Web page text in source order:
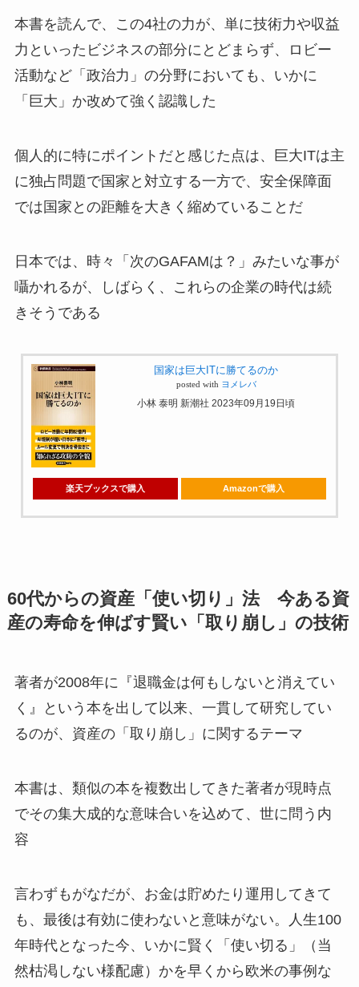
本書を読んで、この4社の力が、単に技術力や収益
力といったビジネスの部分にとどまらず、ロビー
活動など「政治力」の分野においても、いかに
「巨大」か改めて強く認識した
個人的に特にポイントだと感じた点は、巨大ITは主
に独占問題で国家と対立する一方で、安全保障面
では国家との距離を大きく縮めていることだ
日本では、時々「次のGAFAMは？」みたいな事が
囁かれるが、しばらく、これらの企業の時代は続
きそうである
国家は巨大ITに勝てるのか
posted with ヨメレバ
小林 泰明 新潮社 2023年09月19日頃
楽天ブックスで購入 Amazonで購入
60代からの資産「使い切り」法 今ある資
産の寿命を伸ばす賢い「取り崩し」の技術
著者が2008年に『退職金は何もしないと消えてい
く』という本を出して以来、一貫して研究してい
るのが、資産の「取り崩し」に関するテーマ
本書は、類似の本を複数出してきた著者が現時点
でその集大成的な意味合いを込めて、世に問う内
容
言わずもがなだが、お金は貯めたり運用してきて
も、最後は有効に使わないと意味がない。人生100
年時代となった今、いかに賢く「使い切る」（当
然枯渇しない様配慮）かを早くから欧米の事例な